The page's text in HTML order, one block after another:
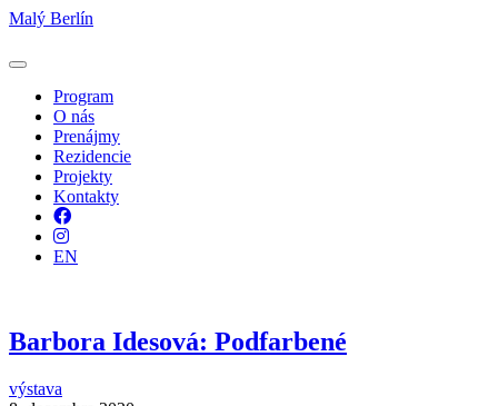
Malý Berlín
Program
O nás
Prenájmy
Rezidencie
Projekty
Kontakty
Facebook
Instagram
EN
Barbora Idesová: Podfarbené
výstava